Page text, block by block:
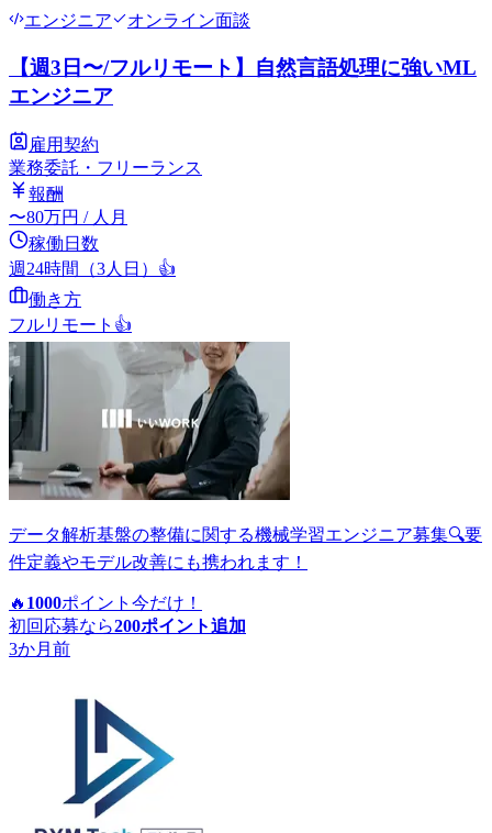
エンジニア オンライン面談
【週3日〜/フルリモート】自然言語処理に強いML
エンジニア
雇用契約
業務委託・フリーランス
報酬
〜80万円 / 人月
稼働日数
週24時間（3人日） 👍
働き方
フルリモート 👍
データ解析基盤の整備に関する機械学習エンジニア募集🔍要
件定義やモデル改善にも携われます！
🔥 1000ポイント 今だけ！
初回応募なら200ポイント追加
3か月前